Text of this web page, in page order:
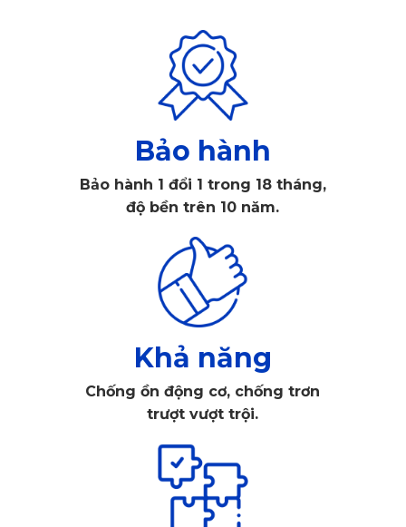
trạng xô lệch, đồng thời rút ngắn thời gian lắp đặt và tháo
Thảm lót sàn ô tô Honda City 2019-2026 vừa khít với sàn
Bảo hành
Bảo hành 1 đổi 1 trong 18 tháng,
độ bền trên 10 năm.
Khả năng
Chống ồn động cơ, chống trơn
trượt vượt trội.